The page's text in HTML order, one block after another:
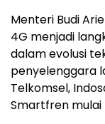
Menteri Budi
4G menjadi
dalam evolusi
penyelenggara
Telkomsel,
Smartfren mulai